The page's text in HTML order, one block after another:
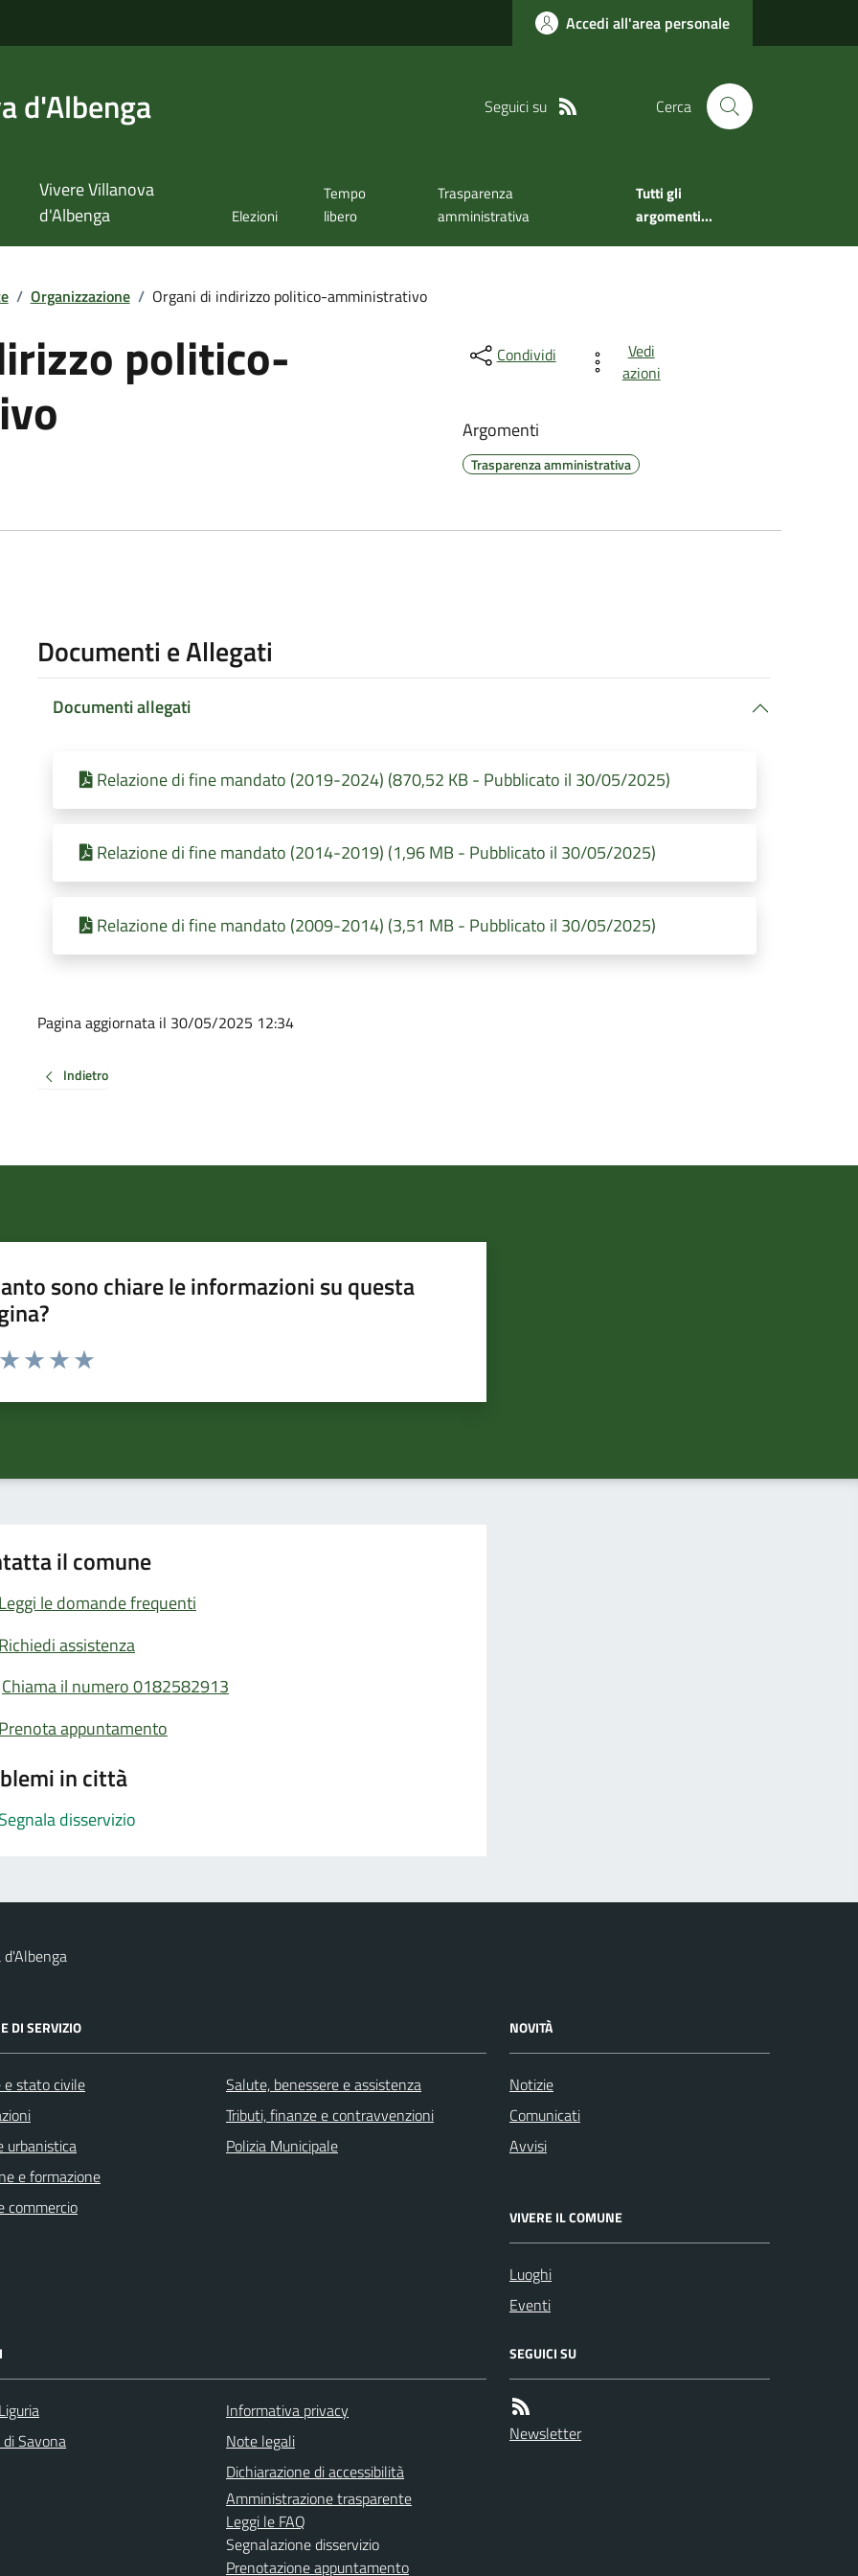
Accedi all'area personale
d'Albenga Seguici su Cerca
Vivere Villanova
d'Albenga
Elezioni
Tempo
libero
Trasparenza
amministrativa
Tutti gli
argomenti...
/ Organizzazione / Organi di indirizzo politico-amministrativo
politico- Condividi
Vedi
azioni
Argomenti
Trasparenza amministrativa
Documenti e Allegati
Documenti allegati
Relazione di fine mandato (2019-2024) (870,52 KB - Pubblicato il 30/05/2025)
Relazione di fine mandato (2014-2019) (1,96 MB - Pubblicato il 30/05/2025)
Relazione di fine mandato (2009-2014) (3,51 MB - Pubblicato il 30/05/2025)
Pagina aggiornata il 30/05/2025 12:34
Indietro
sono chiare le informazioni su questa
da 1 a 5 stelle la pagina
il comune
le domande frequenti
assistenza
Chiama il numero 0182582913
appuntamento
in città
disservizio
DI SERVIZIO
e stato civile
urbanistica
e formazione
commercio
Salute, benessere e assistenza
Tributi, finanze e contravvenzioni
Polizia Municipale
NOVITÀ
Notizie
Comunicati
Avvisi
VIVERE IL COMUNE
Luoghi
Eventi
Savona
Informativa privacy
Note legali
Dichiarazione di accessibilità
Amministrazione trasparente
Leggi le FAQ
Segnalazione disservizio
Prenotazione appuntamento
SEGUICI SU
Newsletter